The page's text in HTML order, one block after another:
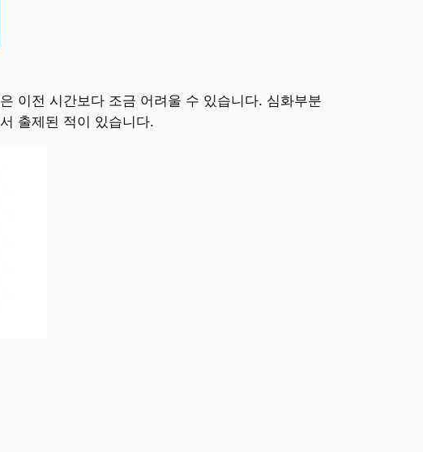
이전 시간보다 조금 어려울 수 있습니다. 심화부분
출제된 적이 있습니다.